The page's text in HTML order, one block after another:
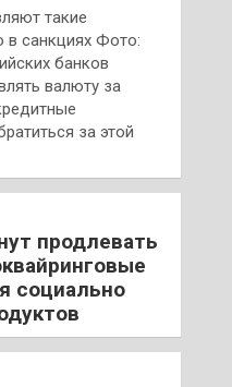
такие
в санкциях Фото:
банков
валюту за
за этой
продлевать
социально